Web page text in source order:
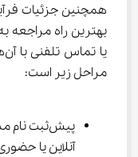
همچنین جزئیات
مراحل زیر است:
آنلاین یا